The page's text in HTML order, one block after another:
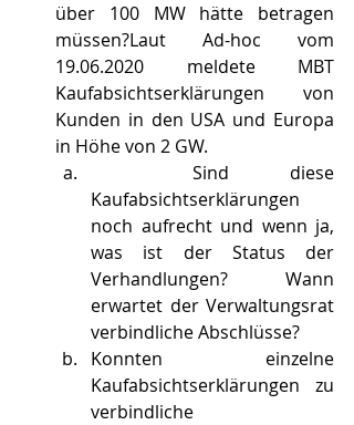
über 100 MW hätte betragen
müssen?Laut Ad-hoc vom
19.06.2020 meldete MBT
Kaufabsichtserklärungen von
Kunden in den USA und Europa
in Höhe von 2 GW.
Kaufabsichtserklärungen
noch aufrecht und wenn ja,
was ist der Status der
Verhandlungen? Wann
erwartet der Verwaltungsrat
verbindliche Abschlüsse?
Konnten einzelne
Kaufabsichtserklärungen zu
verbindliche